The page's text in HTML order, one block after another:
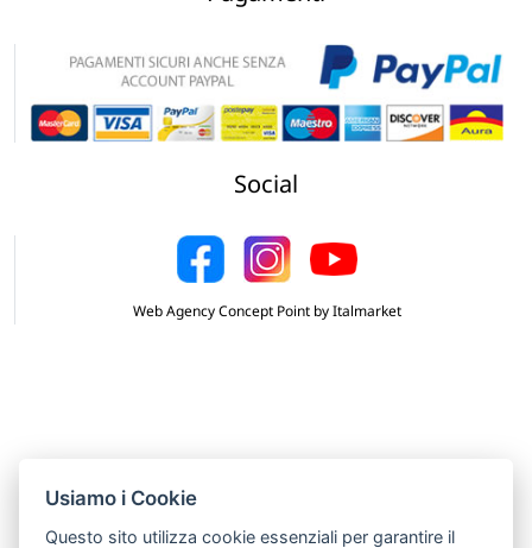
Social
Web Agency Concept Point by Italmarket
Usiamo i Cookie
Questo sito utilizza cookie essenziali per garantire il